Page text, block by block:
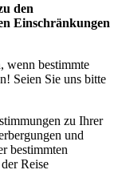
den
Einschränkungen
wenn bestimmte
Seien Sie uns bitte
zu Ihrer
und
bestimmten
Reise